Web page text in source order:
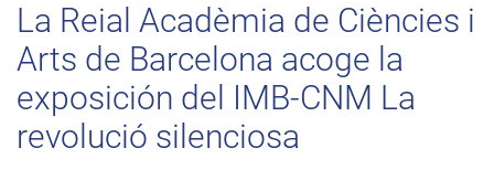
La Reial Acadèmia de Ciències i
Arts de Barcelona acoge la
exposición del IMB-CNM La
revolució silenciosa